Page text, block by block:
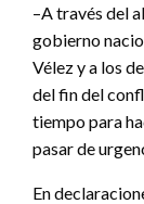
–A través del
gobierno
Vélez y a los
del fin del
tiempo para
pasar de
En